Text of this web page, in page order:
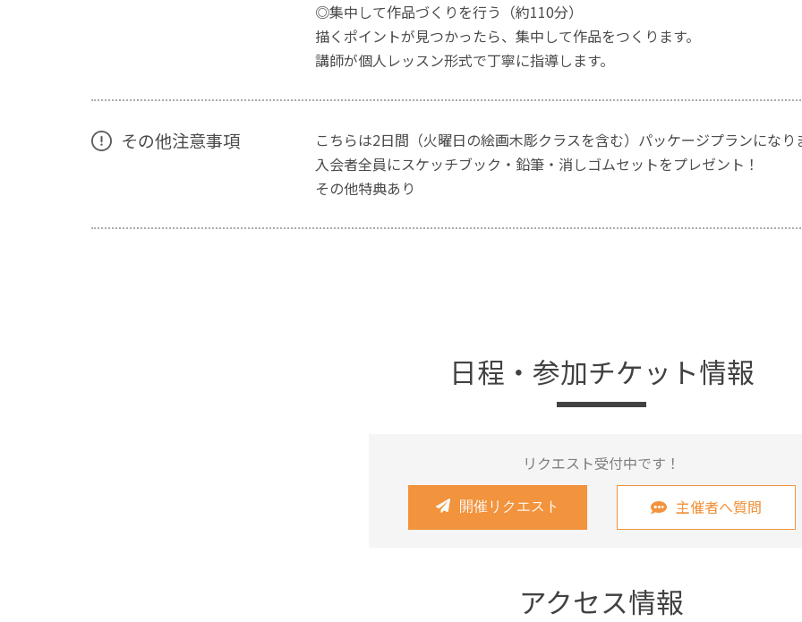
◎集中して作品づくりを行う（約110分）
描くポイントが見つかったら、集中して作品をつくります。
講師が個人レッスン形式で丁寧に指導します。
その他注意事項
こちらは2日間（火曜日の絵画木彫クラスを含む）パッケージプランになり
入会者全員にスケッチブック・鉛筆・消しゴムセットをプレゼント！
その他特典あり
日程・参加チケット情報
リクエスト受付中です！
開催リクエスト 主催者へ質問
アクセス情報